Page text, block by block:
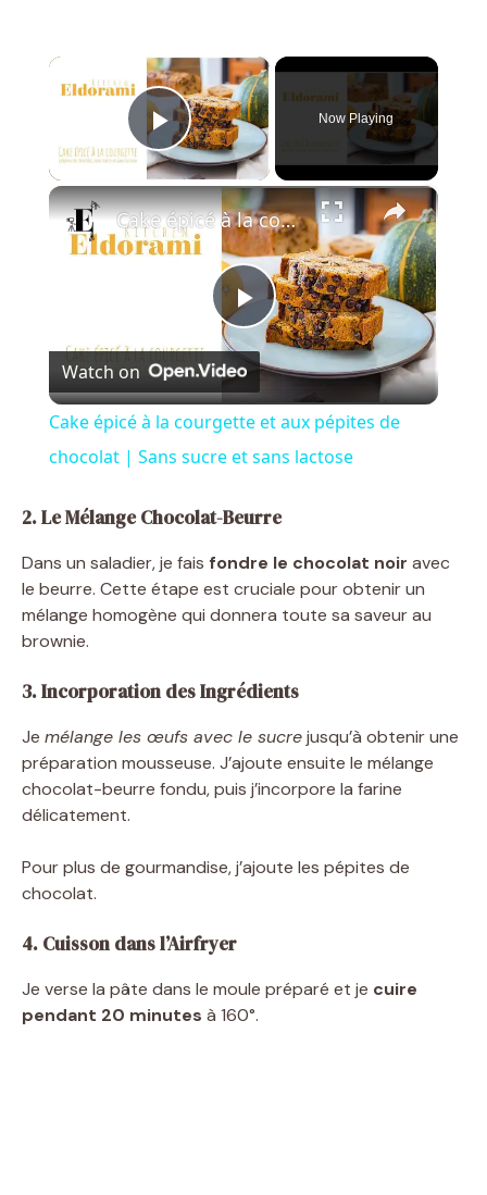
×
Play Video
Now Playing
×
P
l
a
y
V
e
Cake épicé à la courgette et aux pépites de chocolat | Sans sucre et sans lactose
Watch on
Cake épicé à la courgette et aux pépites de
chocolat | Sans sucre et sans lactose
2. Le Mélange Chocolat-Beurre
Dans un saladier, je fais fondre le chocolat noir avec
le beurre. Cette étape est cruciale pour obtenir un
mélange homogène qui donnera toute sa saveur au
brownie.
3. Incorporation des Ingrédients
Je mélange les œufs avec le sucrejusqu’à obtenir une
préparation mousseuse. J’ajoute ensuite le mélange
chocolat-beurre fondu, puis j’incorpore la farine
délicatement.
Pour plus de gourmandise, j’ajoute les pépites de
chocolat.
4. Cuisson dans l’Airfryer
Je verse la pâte dans le moule préparé et je cuire
pendant 20 minutes à 160°.